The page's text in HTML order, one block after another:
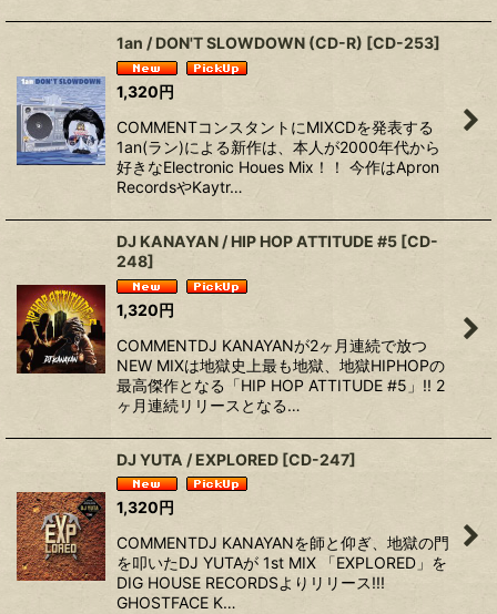
1an / DON'T SLOWDOWN (CD-R) [CD-253]
1,320円
COMMENTコンスタントにMIXCDを発表する
1an(ラン)による新作は、本人が2000年代から
好きなElectronic Houes Mix！！ 今作はApron
RecordsやKaytr…
DJ KANAYAN / HIP HOP ATTITUDE #5 [CD-
248]
1,320円
COMMENTDJ KANAYANが2ヶ月連続で放つ
NEW MIXは地獄史上最も地獄、地獄HIPHOPの
最高傑作となる「HIP HOP ATTITUDE #5」!!︎ 2
ヶ月連続リリースとなる…
DJ YUTA / EXPLORED [CD-247]
1,320円
COMMENTDJ KANAYANを師と仰ぎ、地獄の門
を叩いたDJ YUTAが 1st MIX 「EXPLORED」を
DIG HOUSE RECORDSよりリリース!!!
GHOSTFACE K…